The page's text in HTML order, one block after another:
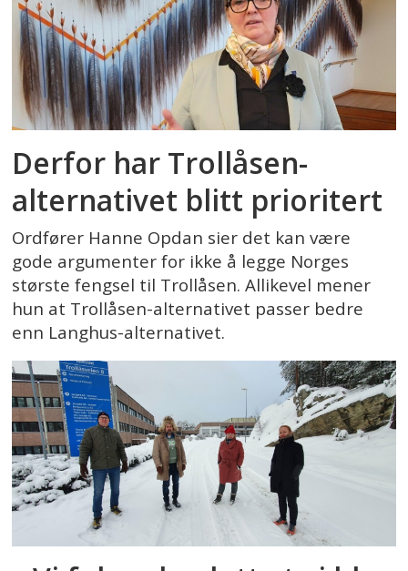
Derfor har Trollåsen-
alternativet blitt prioritert
Ordfører Hanne Opdan sier det kan være
gode argumenter for ikke å legge Norges
største fengsel til Trollåsen. Allikevel mener
hun at Trollåsen-alternativet passer bedre
enn Langhus-alternativet.